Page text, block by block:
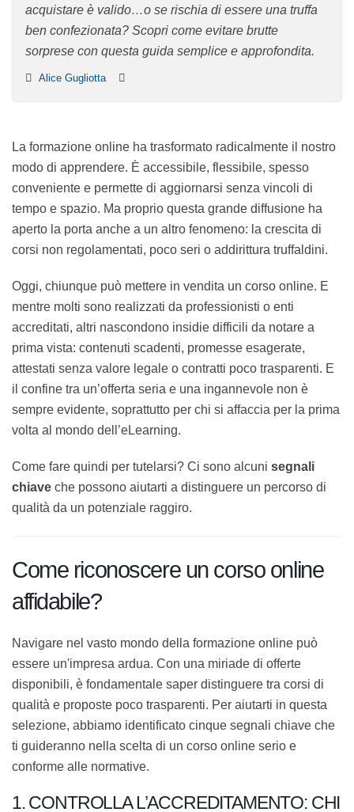
acquistare è valido…o se rischia di essere una truffa
ben confezionata? Scopri come evitare brutte sorprese
con questa guida semplice e approfondita.
Alice Gugliotta
La formazione online ha trasformato radicalmente il
nostro modo di apprendere. È accessibile, flessibile,
spesso conveniente e permette di aggiornarsi senza
vincoli di tempo e spazio. Ma proprio questa grande
diffusione ha aperto la porta anche a un altro
fenomeno: la crescita di corsi non regolamentati, poco
Oggi, chiunque può mettere in vendita un corso online.
E mentre molti sono realizzati da professionisti o enti
accreditati, altri nascondono insidie difficili da notare a
prima vista: contenuti scadenti, promesse esagerate,
attestati senza valore legale o contratti poco
trasparenti. E il confine tra un’offerta seria e una
ingannevole non è sempre evidente, soprattutto per
dell’eLearning.
Come fare quindi per tutelarsi? Ci sono alcuni
Come riconoscere un corso
online affidabile?
Navigare nel vasto mondo della formazione online può
essere un'impresa ardua. Con una miriade di offerte
disponibili, è fondamentale saper distinguere tra corsi
di qualità e proposte poco trasparenti. Per aiutarti in
questa selezione, abbiamo identificato cinque segnali
serio e conforme alle normative.